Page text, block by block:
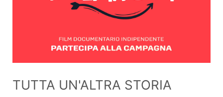
TUTTA UN'ALTRA STORIA